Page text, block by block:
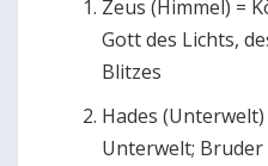
Zeus (Himmel) =
Gott des Lichts,
Blitzes
Hades
Unterwelt; Bruder